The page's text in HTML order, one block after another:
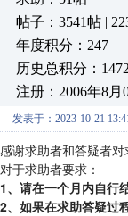
帖子：3541帖 |
年度积分：247
历史总积分：
注册：2006年8月
发表于：2023-10-21
感谢求助者和答疑者对
对于求助者要求：
1、请在一个月内自行
2、如果在求助答疑过